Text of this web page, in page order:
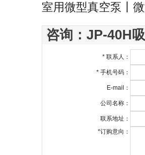
室用微型真空泵丨
咨询：JP-40H
* 联系人：
* 手机号码：
E-mail：
公司名称：
联系地址：
*订购意向：